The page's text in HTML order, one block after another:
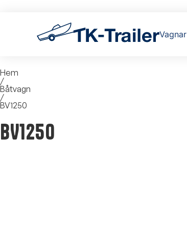
Vagnar
Hem
/
Båtvagn
/
BV1250
BV1250